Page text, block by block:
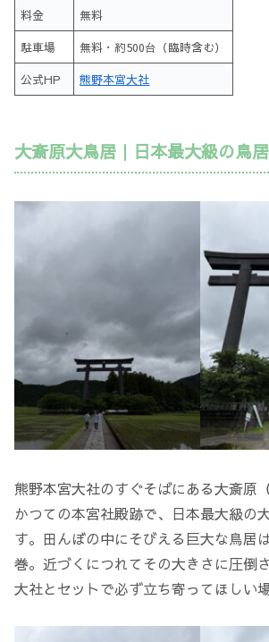
料金 無料
駐車場 無料・約500台（臨時含む）
公式HP 熊野本宮大社
大斎原大鳥居｜日本最大級の鳥
熊野本宮大社のすぐそばにある大斎原
かつての本宮社殿跡で、日本最大級の
す。田んぼの中にそびえる巨大な鳥居
巻。近づくにつれてその大きさに圧倒
大社とセットで必ず立ち寄ってほしい場